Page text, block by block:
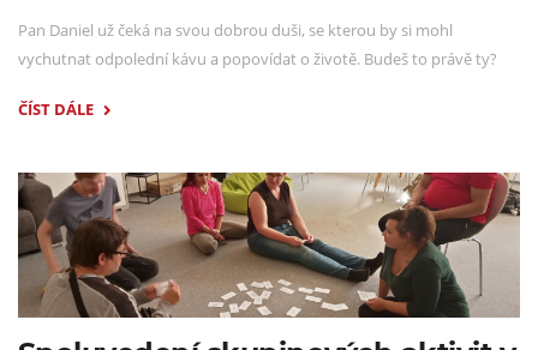
Pan Daniel už čeká na svou dobrou duši, se kterou by si mohl
vychutnat odpolední kávu a popovídat o životě. Budeš to právě ty?
ČÍST DÁLE